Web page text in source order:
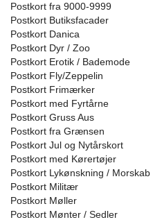
Postkort fra 9000-9999
Postkort Butiksfacader
Postkort Danica
Postkort Dyr / Zoo
Postkort Erotik / Bademode
Postkort Fly/Zeppelin
Postkort Frimærker
Postkort med Fyrtårne
Postkort Gruss Aus
Postkort fra Grænsen
Postkort Jul og Nytårskort
Postkort med Kørertøjer
Postkort Lykønskning / Morskab
Postkort Militær
Postkort Møller
Postkort Mønter / Sedler